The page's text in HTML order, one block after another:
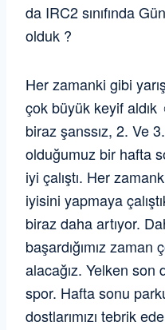
da IRC2 sınıfında
olduk ?
Her zamanki gibi
çok büyük keyif
biraz şanssız, 2. Ve
olduğumuz bir hafta
iyi çalıştı. Her
iyisini yapmaya
biraz daha artıyor.
başardığımız
alacağız. Yelken son
spor. Hafta sonu
dostlarımızı tebrik